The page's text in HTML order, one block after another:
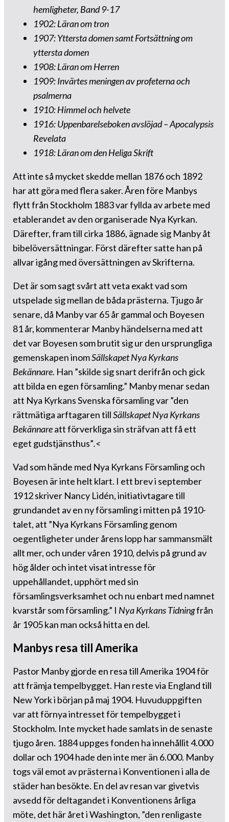
hemligheter, Band 9-17
1902: Läran om tron
1907: Yttersta domen samt Fortsättning om
yttersta domen
1908: Läran om Herren
1909: Invärtes meningen av profeterna och
psalmerna
1910: Himmel och helvete
1916: Uppenbarelseboken avslöjad – Apocalypsis
Revelata
1918: Läran om den Heliga Skrift
Att inte så mycket skedde mellan 1876 och 1892
har att göra med flera saker. Åren före Manbys
flytt från Stockholm 1883 var fyllda av arbete med
etablerandet av den organiserade Nya Kyrkan.
Därefter, fram till cirka 1886, ägnade sig Manby åt
bibelöversättningar. Först därefter satte han på
allvar igång med översättningen av Skrifterna.
Det är som sagt svårt att veta exakt vad som
utspelade sig mellan de båda prästerna. Tjugo år
senare, då Manby var 65 år gammal och Boyesen
81 år, kommenterar Manby händelserna med att
det var Boyesen som brutit sig ur den ursprungliga
gemenskapen inomSällskapet Nya Kyrkans
Bekännare. Han ”skilde sig snart derifrån och gick
att bilda en egen församling.” Manby menar sedan
att Nya Kyrkans Svenska församling var ”den
rättmätiga arftagaren tillSällskapet Nya Kyrkans
Bekännareatt förverkliga sin sträfvan att få ett
eget gudstjänsthus”.<
Vad som hände med Nya Kyrkans Församling och
Boyesen är inte helt klart. I ett brev i september
1912 skriver Nancy Lidén, initiativtagare till
grundandet av en ny församling i mitten på 1910-
talet, att ”Nya Kyrkans Församling genom
oegentligheter under årens lopp har sammansmält
allt mer, och under våren 1910, delvis på grund av
hög ålder och intet visat intresse för
uppehållandet, upphört med sin
församlingsverksamhet och nu enbart med namnet
kvarstår som församling.” I Nya Kyrkans Tidningfrån
år 1905 kan man också hitta en del.
Manbys resa till Amerika
Pastor Manby gjorde en resa till Amerika 1904 för
att främja tempelbygget. Han reste via England till
New York i början på maj 1904. Huvuduppgiften
var att förnya intresset för tempelbygget i
Stockholm. Inte mycket hade samlats in de senaste
tjugo åren. 1884 uppges fonden ha innehållit 4.000
dollar och 1904 hade den inte mer än 6.000. Manby
togs väl emot av prästerna i Konventionen i alla de
städer han besökte. En del av resan var givetvis
avsedd för deltagandet i Konventionens årliga
möte, det här året i Washington, ”den renligaste